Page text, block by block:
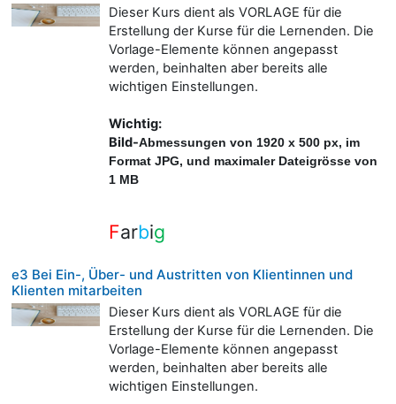
Dieser Kurs dient als VORLAGE für die
Erstellung der Kurse für die Lernenden. Die
Vorlage-Elemente können angepasst
werden, beinhalten aber bereits alle
wichtigen Einstellungen.
Wichtig:
Bild-Abmessungen von 1920 x 500 px, im
Format JPG, und maximaler Dateigrösse von
1 MB
Farbig
e3 Bei Ein-, Über- und Austritten von Klientinnen und
Klienten mitarbeiten
Dieser Kurs dient als VORLAGE für die
Erstellung der Kurse für die Lernenden. Die
Vorlage-Elemente können angepasst
werden, beinhalten aber bereits alle
wichtigen Einstellungen.